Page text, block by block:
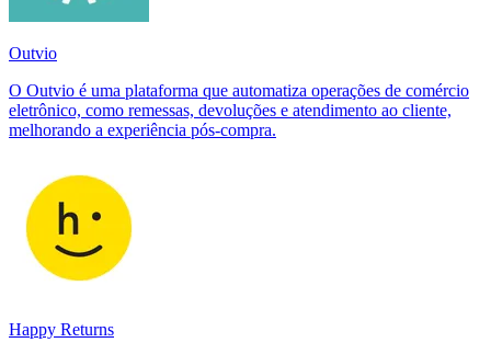
Outvio
O Outvio é uma plataforma que automatiza operações de comércio
eletrônico, como remessas, devoluções e atendimento ao cliente,
melhorando a experiência pós-compra.
Happy Returns